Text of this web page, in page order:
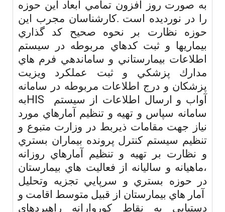
به صورت روز افزون تمامي ابعاد اين حوزه
را در نورديده است .كارشناسان مجرب اين
حوزه نظارت بر نحوه صحيح كد گذاري
بيماريها و ثبت كدهاي مربوطه در سيستم
اطلاعات بيمارستاني و ساماندهي فرم هاي
مدارك پزشكي و ثبت عملكرد ويزيت
پزشكان و درج اطلاعات مربوطه در سامانه
آواب و ارسال اطلاعات از سيستم
HISبه
سامانه سپاس و تهيه و تنظيم آمارهاي مورد
نياز جهت مقامات ذيربط در وزارت متبوع و
تنظيم سيستم كنترل پرونده بيماران بستري
و نظارت بر تهيه و تنظيم آمارهاي روزانه
،ماهيانه و ساليانه از فعاليت هاي بيمارستان
در حوزه بستري و سرپايي تجزيه وتحليل
آمار هاي بيمارستان از قبيل متوسط اقامت و
دستيابي به نقاط كوروارانه راهبردهاي